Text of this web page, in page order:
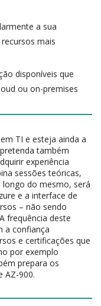
a sua
mais
disponíveis que
ou on-premises
TI e esteja ainda a
também
experiência
sessões teóricas,
do mesmo, será
e a interface de
– não sendo
frequência deste
a confiança
e certificações que
por exemplo
prepara os
AZ-900.